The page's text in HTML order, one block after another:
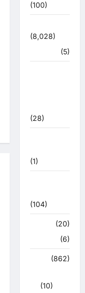
(100)
(8,028)
(5)
(28)
(1)
(104)
(20)
(6)
(862)
(10)